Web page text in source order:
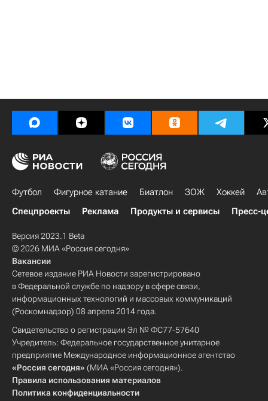
Футбол Фигурное катание Биатлон ЗОЖ Хоккей
Спецпроекты
Реклама Продукты и сервисы Пресс-
Версия 2023.1 Beta
© 2026 МИА «Россия сегодня»
Вакансии
Сетевое издание РИА Новости зарегистрировано
в Федеральной службе по надзору в сфере связи,
информационных технологий и массовых коммуникаций
(Роскомнадзор) 08 апреля 2014 года.
Свидетельство о регистрации Эл № ФС77-57640
Учредитель: Федеральное государственное унитарное
предприятие Международное информационное агентство
«Россия сегодня» (МИА «Россия сегодня»).
Правила использования материалов
Политика конфиденциальности